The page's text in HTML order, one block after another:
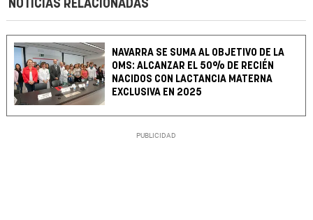
NOTICIAS RELACIONADAS
NAVARRA SE SUMA AL OBJETIVO DE LA
OMS: ALCANZAR EL 50% DE RECIÉN
NACIDOS CON LACTANCIA MATERNA
EXCLUSIVA EN 2025